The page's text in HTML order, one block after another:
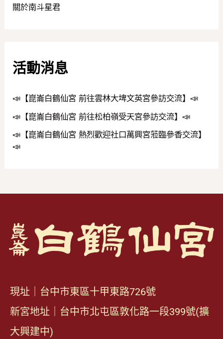
關於南斗星君
活動消息
📣【崑崙白鶴仙宮 前往雲林大埤文英宮參訪交流】📣
📣【崑崙白鶴仙宮 前往松柏嶺受天宮參訪交流】📣
📣【崑崙白鶴仙宮 熱烈歡迎社口萬興宮蒞臨參香交流】
📣
現址｜台中市東區十甲東路726號
新宮地址｜台中市北屯區敦化路一段399號(擴
大興建中)